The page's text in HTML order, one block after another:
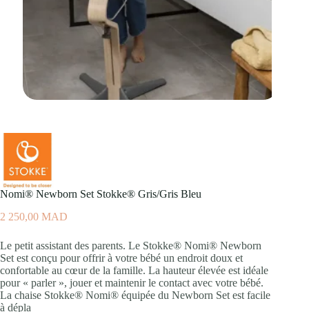
Nomi® Newborn Set Stokke® Gris/Gris Bleu
2 250,00 MAD
Le petit assistant des parents. Le Stokke® Nomi® Newborn
Set est conçu pour offrir à votre bébé un endroit doux et
confortable au cœur de la famille. La hauteur élevée est idéale
pour « parler », jouer et maintenir le contact avec votre bébé. ​
La chaise Stokke® Nomi® équipée du Newborn Set est facile
à dépla